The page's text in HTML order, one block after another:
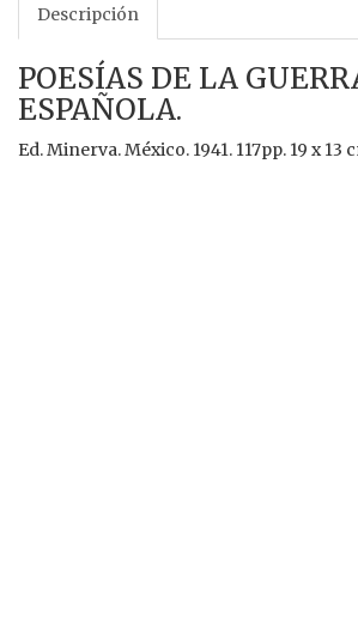
Descripción
POESÍAS DE LA
ESPAÑOLA.
Ed. Minerva. México. 1941. 117pp. 19 x 13